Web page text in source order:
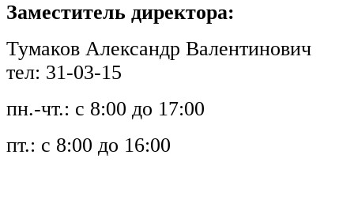
Заместитель директора:
Тумаков Александр Валентинович
тел: 31-03-15
пн.-чт.: с 8:00 до 17:00
пт.: с 8:00 до 16:00